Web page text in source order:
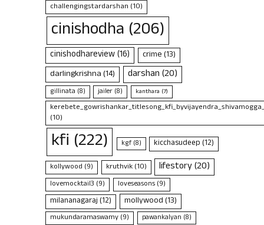
challengingstardarshan (10)
cinishodha (206)
cinishodhareview(16) crime(13)
darlingkrishna(14) darshan(20)
gillinata (8) jailer (8) kanthara (7)
(10)
kfi (222) kgf(8) kicchasudeep(12)
kollywood (9) kruthvik(10) lifestory(20)
lovemocktail3 (9) loveseasons(9)
milananagaraj(12) mollywood(13)
mukundaramaswamy (9) pawankalyan (8)